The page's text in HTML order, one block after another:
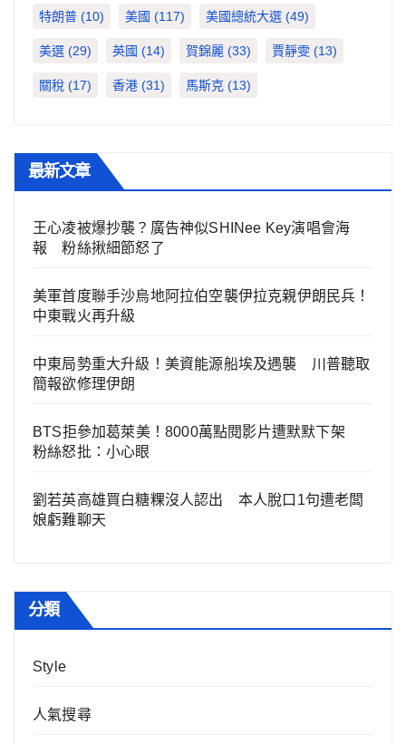
特朗普 (10) 美國 (117) 美國總統大選 (49)
美選 (29) 英國 (14) 賀錦麗 (33) 賈靜雯 (13)
關稅 (17) 香港 (31) 馬斯克 (13)
最新文章
王心凌被爆抄襲？廣告神似SHINee Key演唱會海
報 粉絲揪細節怒了
美軍首度聯手沙烏地阿拉伯空襲伊拉克親伊朗民兵！
中東戰火再升級
中東局勢重大升級！美資能源船埃及遇襲 川普聽取
簡報欲修理伊朗
BTS拒參加葛萊美！8000萬點閱影片遭默默下架
粉絲怒批：小心眼
劉若英高雄買白糖粿沒人認出 本人脫口1句遭老闆
娘虧難聊天
分類
Style
人氣搜尋